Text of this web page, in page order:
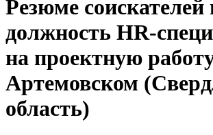
Резюме соискателей
должность HR-
на проектную
Артемовском
область)